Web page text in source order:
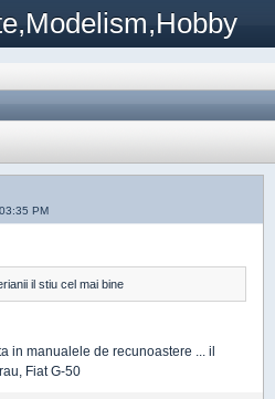
PM
il stiu cel mai bine
in manualele de recunoastere ... il
Fiat G-50